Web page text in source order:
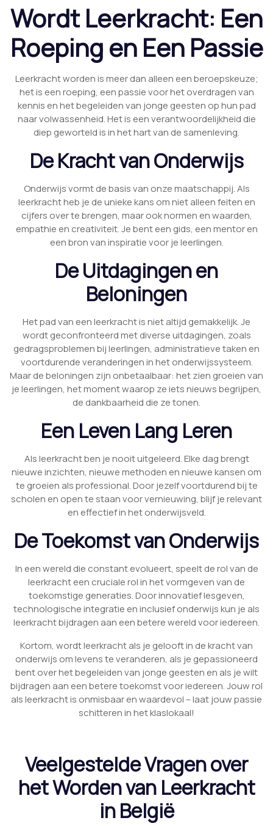
Wordt Leerkracht: Een
Roeping en Een Passie
Leerkracht worden is meer dan alleen een beroepskeuze;
het is een roeping, een passie voor het overdragen van
kennis en het begeleiden van jonge geesten op hun pad
naar volwassenheid. Het is een verantwoordelijkheid die
diep geworteld is in het hart van de samenleving.
De Kracht van Onderwijs
Onderwijs vormt de basis van onze maatschappij. Als
leerkracht heb je de unieke kans om niet alleen feiten en
cijfers over te brengen, maar ook normen en waarden,
empathie en creativiteit. Je bent een gids, een mentor en
een bron van inspiratie voor je leerlingen.
De Uitdagingen en
Beloningen
Het pad van een leerkracht is niet altijd gemakkelijk. Je
wordt geconfronteerd met diverse uitdagingen, zoals
gedragsproblemen bij leerlingen, administratieve taken en
voortdurende veranderingen in het onderwijssysteem.
Maar de beloningen zijn onbetaalbaar: het zien groeien van
je leerlingen, het moment waarop ze iets nieuws begrijpen,
de dankbaarheid die ze tonen.
Een Leven Lang Leren
Als leerkracht ben je nooit uitgeleerd. Elke dag brengt
nieuwe inzichten, nieuwe methoden en nieuwe kansen om
te groeien als professional. Door jezelf voortdurend bij te
scholen en open te staan voor vernieuwing, blijf je relevant
en effectief in het onderwijsveld.
De Toekomst van Onderwijs
In een wereld die constant evolueert, speelt de rol van de
leerkracht een cruciale rol in het vormgeven van de
toekomstige generaties. Door innovatief lesgeven,
technologische integratie en inclusief onderwijs kun je als
leerkracht bijdragen aan een betere wereld voor iedereen.
Kortom, wordt leerkracht als je gelooft in de kracht van
onderwijs om levens te veranderen, als je gepassioneerd
bent over het begeleiden van jonge geesten en als je wilt
bijdragen aan een betere toekomst voor iedereen. Jouw rol
als leerkracht is onmisbaar en waardevol – laat jouw passie
schitteren in het klaslokaal!
Veelgestelde Vragen over
het Worden van Leerkracht
in België